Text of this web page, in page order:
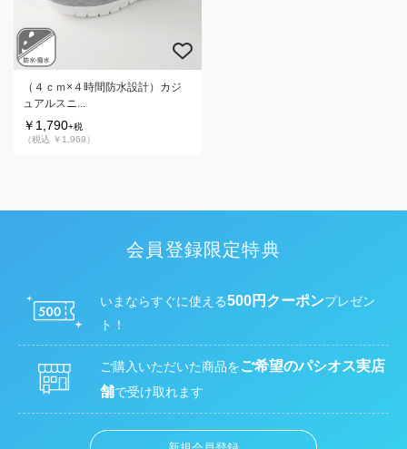
（４ｃｍ×４時間防水設計）カジ
ュアルスニ...
￥1,790+税
（税込 ￥1,969）
会員登録限定特典
いまならすぐに使える500円クーポンプレゼン
ト！
ご購入いただいた商品をご希望のパシオス実店
舗で受け取れます